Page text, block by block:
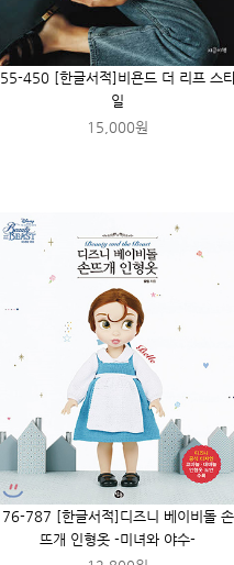
55-450 [한글서적]비욘드 더 리프 스
일
15,000원
76-787 [한글서적]디즈니 베이비돌 손
뜨개 인형옷 -미녀와 야수-